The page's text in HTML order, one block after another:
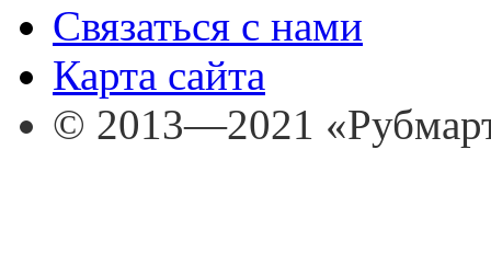
Связаться с нами
Карта сайта
© 2013—2021